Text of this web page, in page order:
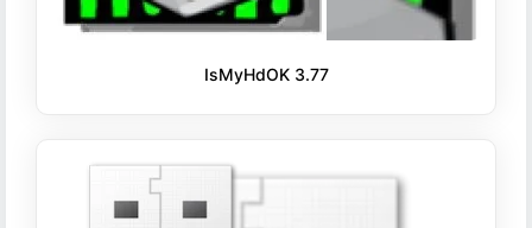
IsMyHdOK 3.77